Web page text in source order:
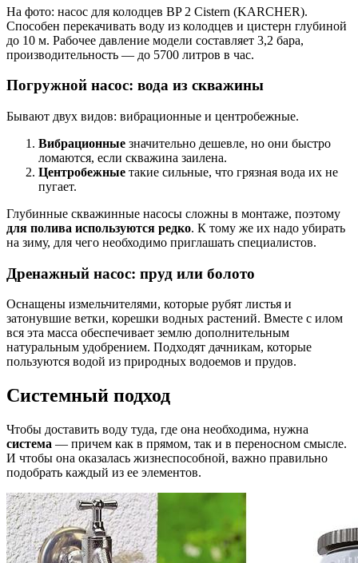
На фото: насос для колодцев BP 2 Cistern (KARCHER).
Способен перекачивать воду из колодцев и цистерн глубиной
до 10 м. Рабочее давление модели составляет 3,2 бара,
производительность — до 5700 литров в час.
Погружной насос: вода из скважины
Бывают двух видов: вибрационные и центробежные.
Вибрационные значительно дешевле, но они быстро
ломаются, если скважина заилена.
Центробежные такие сильные, что грязная вода их не
пугает.
Глубинные скважинные насосы сложны в монтаже, поэтому
для полива используются редко. К тому же их надо убирать
на зиму, для чего необходимо приглашать специалистов.
Дренажный насос: пруд или болото
Оснащены измельчителями, которые рубят листья и
затонувшие ветки, корешки водных растений. Вместе с илом
вся эта масса обеспечивает землю дополнительным
натуральным удобрением. Подходят дачникам, которые
пользуются водой из природных водоемов и прудов.
Системный подход
Чтобы доставить воду туда, где она необходима, нужна
система — причем как в прямом, так и в переносном смысле.
И чтобы она оказалась жизнеспособной, важно правильно
подобрать каждый из ее элементов.